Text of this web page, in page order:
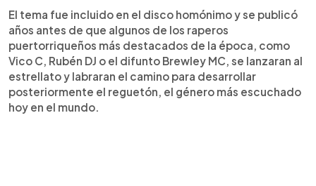
El tema fue incluido en el disco homónimo y se publicó
años antes de que algunos de los raperos
puertorriqueños más destacados de la época, como
Vico C, Rubén DJ o el difunto Brewley MC, se lanzaran al
estrellato y labraran el camino para desarrollar
posteriormente el reguetón, el género más escuchado
hoy en el mundo.